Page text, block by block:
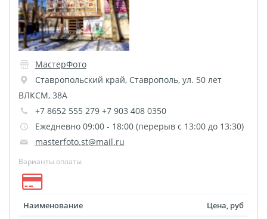
пленке
Рекламные конструкции
Напольная графика
Широкоформатное
ламинирование
Изготовление баннеров
Оформление картин
Накатка Фото на ХДФ
Фото в алюминиевом
багете
Холст на пенокартоне
МастерФото
Ставропольский край, Ставрополь, ул. 50 лет
ВЛКСМ, 38А
+7 8652 555 279 +7 903 408 0350
Ежедневно 09:00 - 18:00 (перерыв с 13:00 до 13:30)
masterfoto.st@mail.ru
Варианты оплаты
Наименование
Цена, руб